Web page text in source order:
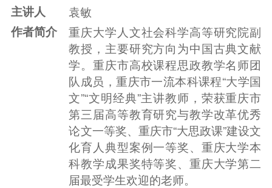
主讲人
袁敏
作者简介
重庆大学人文社会科学高等研究院副
教授，主要研究方向为中国古典文献
学。重庆市高校课程思政教学名师团
队成员，重庆市一流本科课程“大学国
文”“文明经典”主讲教师，荣获重庆市
第三届高等教育研究与教学改革优秀
论文一等奖、重庆市“大思政课”建设文
化育人典型案例一等奖、重庆大学本
科教学成果奖特等奖、重庆大学第二
届最受学生欢迎的老师。